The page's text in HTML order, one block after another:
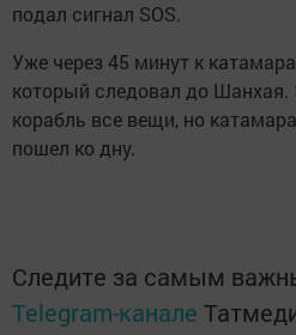
подал сигнал SOS.
Уже через 45 минут к
который следовал до Шанхая.
корабль все вещи, но
пошел ко дну.
Следите за самым
Telegram-канале